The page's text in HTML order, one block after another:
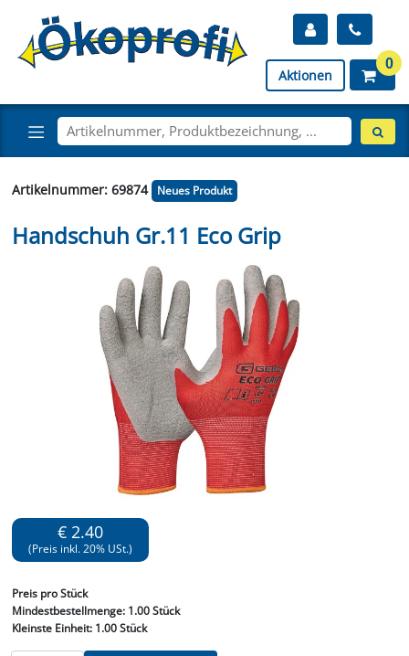
Aktionen
0
Artikelnummer: 69874 Neues Produkt
Handschuh Gr.11 Eco Grip
€ 2.40
(Preis inkl. 20% USt.)
Preis pro Stück
Mindestbestellmenge: 1.00 Stück
Kleinste Einheit:1.00 Stück